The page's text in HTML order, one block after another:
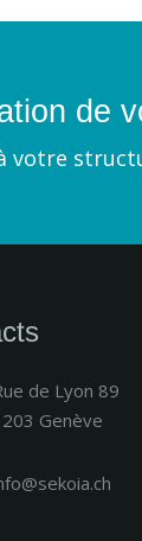
de
votre
de Lyon 89
Genève